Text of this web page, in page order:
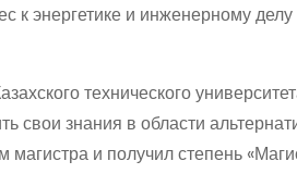
энергетике и инженерному
технического
свои знания в области
и получил степень